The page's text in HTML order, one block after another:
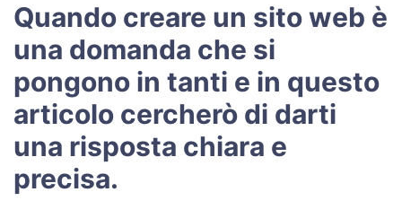
Quando creare un sito web è
una domanda che si
pongono in tanti e in questo
articolo cercherò di darti
una risposta chiara e
precisa.